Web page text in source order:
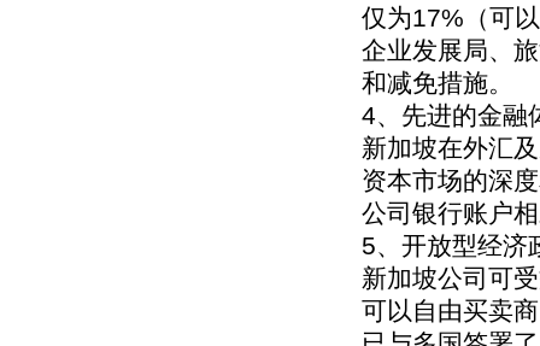
仅为17%（可
企业发展局、
和减免措施。
4、先进的金融
新加坡在外汇
资本市场的深
公司银行账户
5、开放型经济
新加坡公司可
可以自由买卖